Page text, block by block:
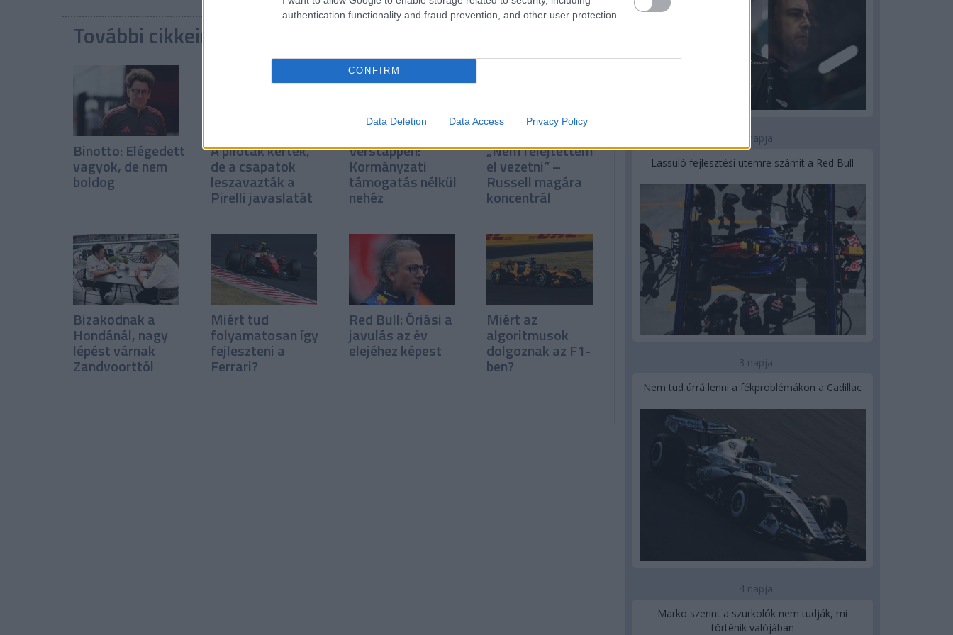
authentication functionality and fraud prevention, and other user protection.
CONFIRM
Data Deletion Data Access Privacy Policy
További cikkeink a témában
Binotto: Elégedett
vagyok, de nem
boldog
A pilóták kérték,
de a csapatok
leszavazták a
Pirelli javaslatát
Verstappen:
Kormányzati
támogatás nélkül
nehéz
„Nem felejtettem
el vezetni” –
Russell magára
koncentrál
Bizakodnak a
Hondánál, nagy
lépést várnak
Zandvoorttól
Miért tud
folyamatosan így
fejleszteni a
Ferrari?
Red Bull: Óriási a
javulás az év
elejéhez képest
Miért az
algoritmusok
dolgoznak az F1-
ben?
3 napja
Lassuló fejlesztési ütemre számít a Red Bull
3 napja
Nem tud úrrá lenni a fékproblémákon a Cadillac
4 napja
Marko szerint a szurkolók nem tudják, mi
történik valójában